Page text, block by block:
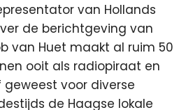
van Hollands
de berichtgeving van
van Huet maakt al ruim 50
ooit als radiopiraat en
voor diverse
de Haagse lokale